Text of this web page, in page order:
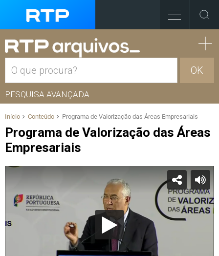
OK
PESQUISA AVANÇADA
Início Conteúdo Programa de Valorização das Áreas Empresariais
Programa de Valorização das Áreas
Empresariais